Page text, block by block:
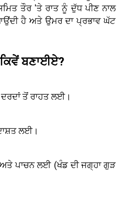
ਤੌਰ 'ਤੇ ਰਾਤ ਨੂੰ ਦੁੱਧ ਪੀਣ ਨਾਲ
ਹੈ ਅਤੇ ਉਮਰ ਦਾ ਪ੍ਰਭਾਵ ਘੱਟ
ਬਣਾਈਏ?
ਤੋਂ ਰਾਹਤ ਲਈ।
ਲਈ।
ਪਾਚਨ ਲਈ (ਖੰਡ ਦੀ ਜਗ੍ਹਾ ਗੁੜ